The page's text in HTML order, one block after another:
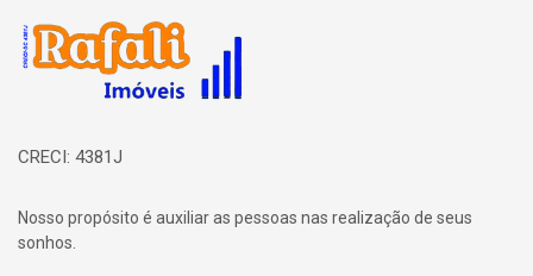
Página inicial
CRECI: 4381J
Nosso propósito é auxiliar as pessoas nas realização de seus
sonhos.